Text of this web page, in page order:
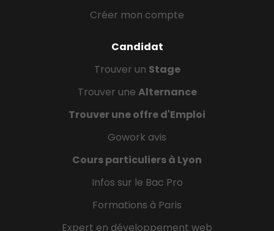
Créer mon compte
Candidat
Trouver un Stage
Trouver une Alternance
Trouver une offre d'Emploi
Gowork avis
Cours particuliers à Lyon
Infos sur le Bac Pro
Formations à Paris
Expert en développement web